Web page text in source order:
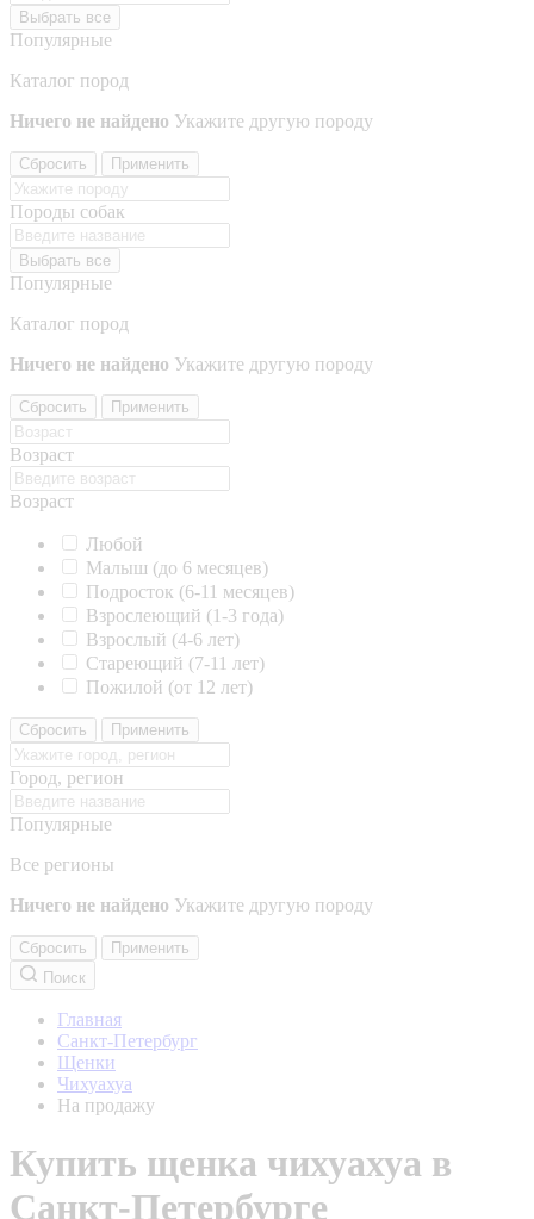
Выбрать все
Популярные
Каталог пород
Ничего не найдено Укажите другую породу
Сбросить Применить
Породы собак
Выбрать все
Популярные
Каталог пород
Ничего не найдено Укажите другую породу
Сбросить Применить
Возраст
Возраст
Любой
Малыш (до 6 месяцев)
Подросток (6-11 месяцев)
Взрослеющий (1-3 года)
Взрослый (4-6 лет)
Стареющий (7-11 лет)
Пожилой (от 12 лет)
Сбросить Применить
Город, регион
Популярные
Все регионы
Ничего не найдено Укажите другую породу
Сбросить
Применить
Поиск
Главная
Санкт-Петербург
Щенки
Чихуахуа
На продажу
Купить щенка чихуахуа в
Санкт-Петербурге